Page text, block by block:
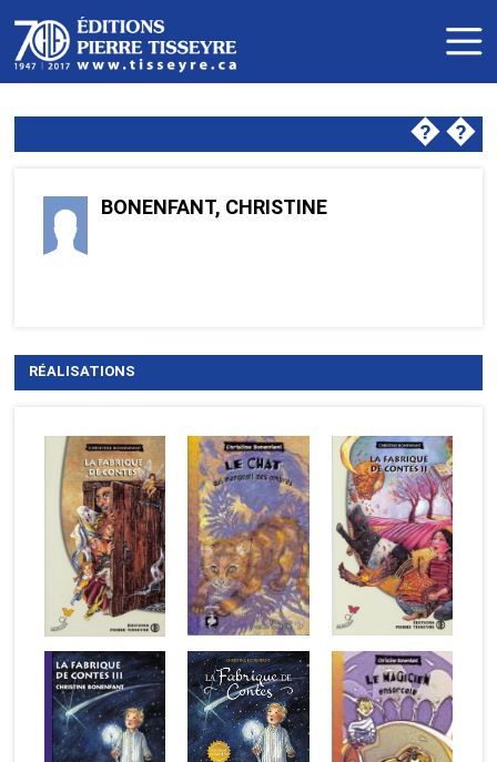
��
BONENFANT, CHRISTINE
RÉALISATIONS